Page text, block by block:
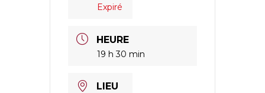
Expiré
HEURE
19 h 30 min
LIEU